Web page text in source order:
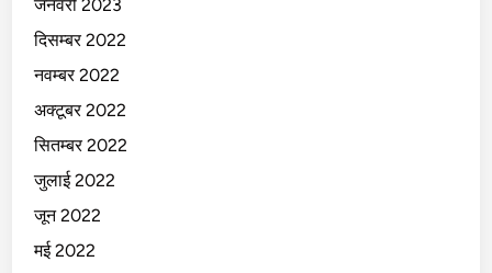
जनवरी 2023
दिसम्बर 2022
नवम्बर 2022
अक्टूबर 2022
सितम्बर 2022
जुलाई 2022
जून 2022
मई 2022